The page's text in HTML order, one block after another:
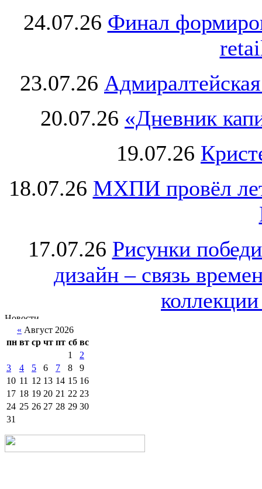
24.07.26 Финал
23.07.26
20.07.26 «Дневник
19.07.26
18.07.26 МХПИ провёл
17.07.26 Рисунки
дизайн – связь
« Август 2026
пн вт ср чт пт сб вс
1
2
3
4 5 6 7 8
9
10 11 12 13 14 15 16
17 18 19 20 21 22 23
24 25 26 27 28 29 30
31